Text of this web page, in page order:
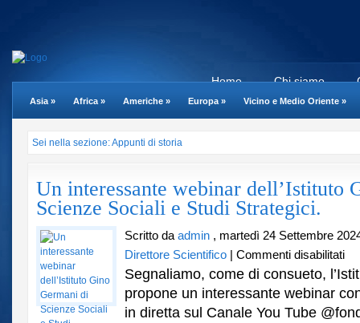
Chi siamo
Home
Asia » Africa » Americhe » Europa » Vicino e Medio Oriente »
Sei nella sezione: Appunti di storia
Un interessante webinar dell’Istituto
Scienze Sociali e Studi Strategici.
Scritto da admin , martedì 24 Settembre
Direttore Scientifico
Commenti disabilitatisu
Segnaliamo, come di consueto,
propone un interessante webinar
in diretta sul Canale You Tube